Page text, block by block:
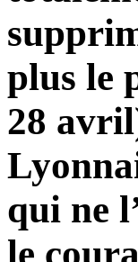
plus le
28
qui ne
le